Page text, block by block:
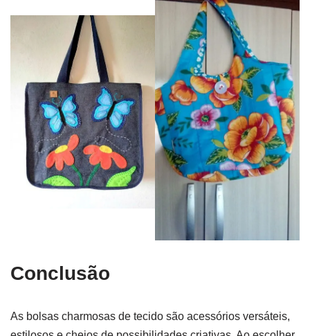
Conclusão
As bolsas charmosas de tecido são acessórios versáteis,